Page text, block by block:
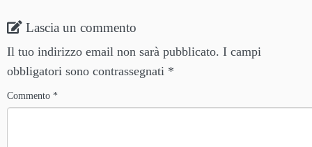
bo
ok
di
vi
di
Lascia un commento
Il tuo indirizzo email non sarà pubblicato. I campi
obbligatori sono contrassegnati *
Commento *